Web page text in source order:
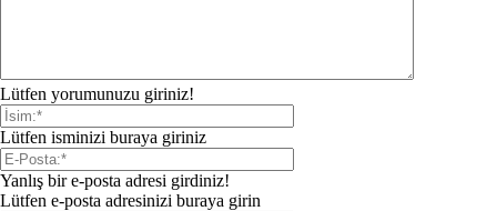
Lütfen yorumunuzu giriniz!
Lütfen isminizi buraya giriniz
Yanlış bir e-posta adresi girdiniz!
Lütfen e-posta adresinizi buraya girin